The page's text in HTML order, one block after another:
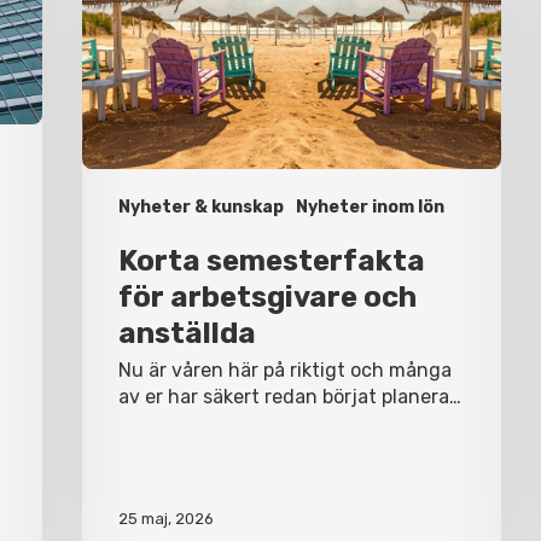
Nyheter & kunskap Nyheter inom lön
och
anställda
Korta semesterfakta
för arbetsgivare och
anställda
Nu är våren här på riktigt och många
av er har säkert redan börjat planera…
25 maj, 2026